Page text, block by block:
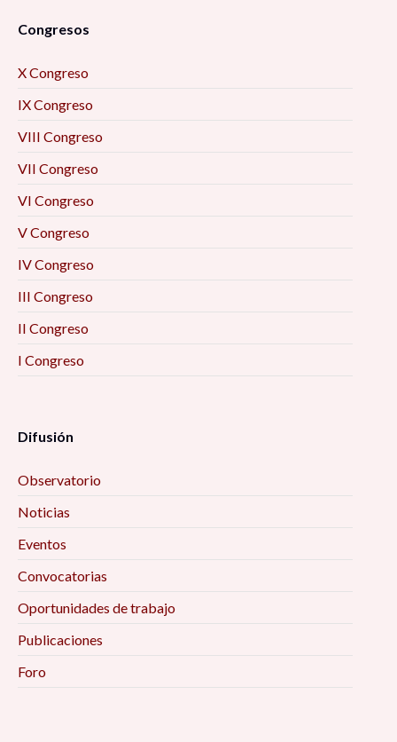
Congresos
X Congreso
IX Congreso
VIII Congreso
VII Congreso
VI Congreso
V Congreso
IV Congreso
III Congreso
II Congreso
I Congreso
Difusión
Observatorio
Noticias
Eventos
Convocatorias
Oportunidades de trabajo
Publicaciones
Foro